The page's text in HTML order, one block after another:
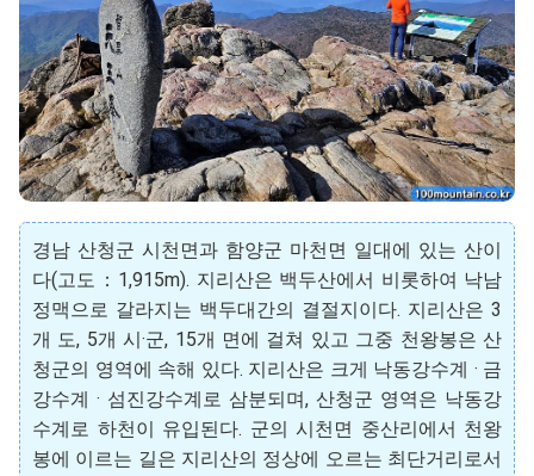
경남 산청군 시천면과 함양군 마천면 일대에 있는 산이
다(고도：1,915m). 지리산은 백두산에서 비롯하여 낙남
정맥으로 갈라지는 백두대간의 결절지이다. 지리산은 3
개 도, 5개 시·군, 15개 면에 걸쳐 있고 그중 천왕봉은 산
청군의 영역에 속해 있다. 지리산은 크게 낙동강수계 · 금
강수계 · 섬진강수계로 삼분되며, 산청군 영역은 낙동강
수계로 하천이 유입된다. 군의 시천면 중산리에서 천왕
봉에 이르는 길은 지리산의 정상에 오르는 최단거리로서